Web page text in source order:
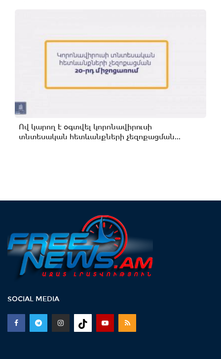
Ով կարող է օգտվել կորոնավիրուսի
տնտեսական հետևանքների չեզոքացման...
SOCIAL MEDIA